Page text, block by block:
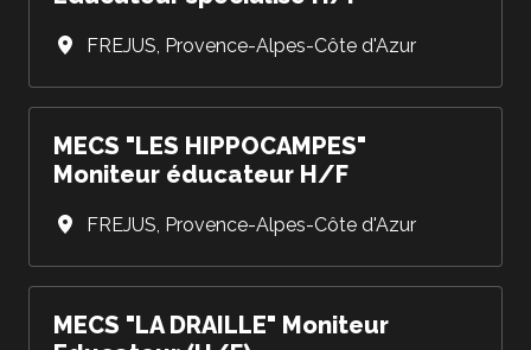
FREJUS, Provence-Alpes-Côte d'Azur
MECS "LES HIPPOCAMPES"
Moniteur éducateur H/F
FREJUS, Provence-Alpes-Côte d'Azur
MECS "LA DRAILLE" Moniteur